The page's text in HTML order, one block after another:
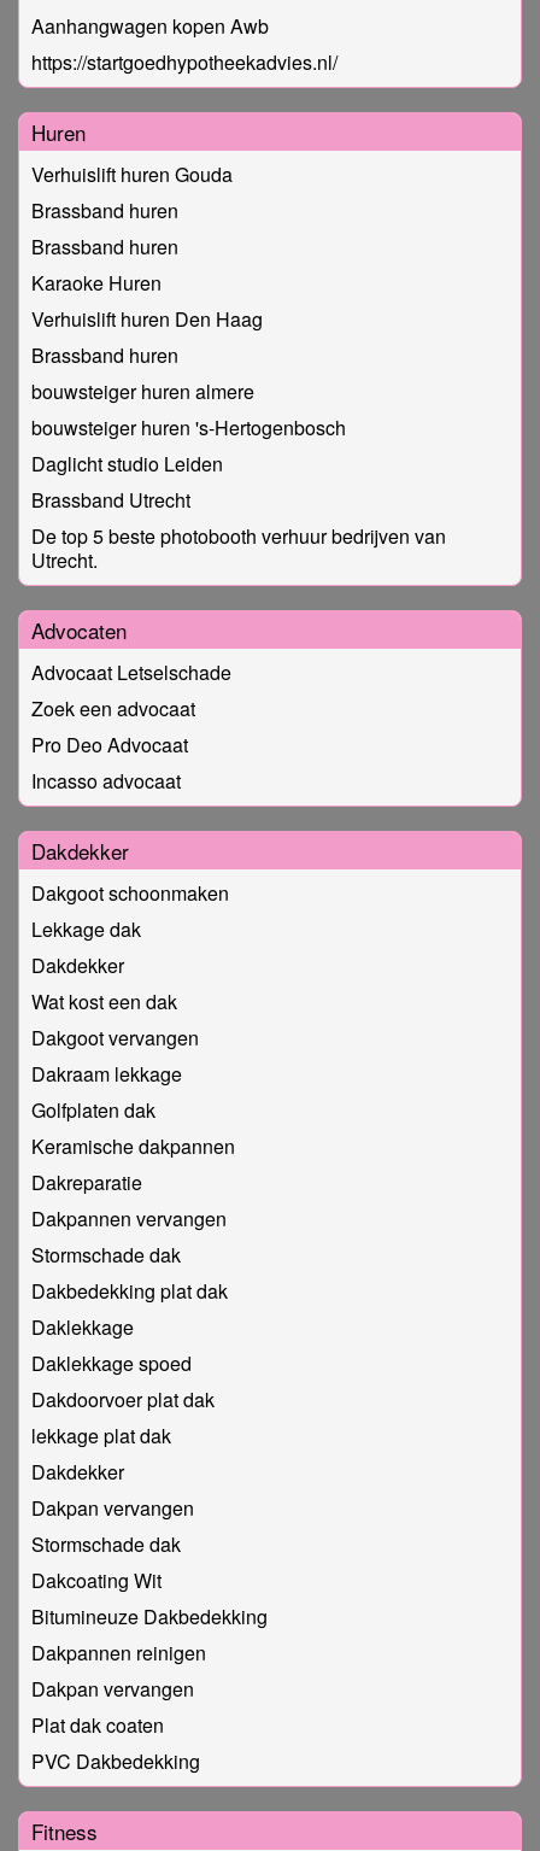
Aanhangwagen kopen Awb
https://startgoedhypotheekadvies.nl/
Huren
Verhuislift huren Gouda
Brassband huren
Brassband huren
Karaoke Huren
Verhuislift huren Den Haag
Brassband huren
bouwsteiger huren almere
bouwsteiger huren 's-Hertogenbosch
Daglicht studio Leiden
Brassband Utrecht
De top 5 beste photobooth verhuur bedrijven van
Utrecht.
Advocaten
Advocaat Letselschade
Zoek een advocaat
Pro Deo Advocaat
Incasso advocaat
Dakdekker
Dakgoot schoonmaken
Lekkage dak
Dakdekker
Wat kost een dak
Dakgoot vervangen
Dakraam lekkage
Golfplaten dak
Keramische dakpannen
Dakreparatie
Dakpannen vervangen
Stormschade dak
Dakbedekking plat dak
Daklekkage
Daklekkage spoed
Dakdoorvoer plat dak
lekkage plat dak
Dakdekker
Dakpan vervangen
Stormschade dak
Dakcoating Wit
Bitumineuze Dakbedekking
Dakpannen reinigen
Dakpan vervangen
Plat dak coaten
PVC Dakbedekking
Fitness